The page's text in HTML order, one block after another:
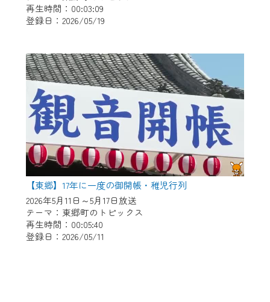
再生時間：00:03:09
登録日：2026/05/19
【東郷】17年に一度の御開帳・稚児行列
2026年5月11日～5月17日放送
テーマ：東郷町のトピックス
再生時間：00:05:40
登録日：2026/05/11